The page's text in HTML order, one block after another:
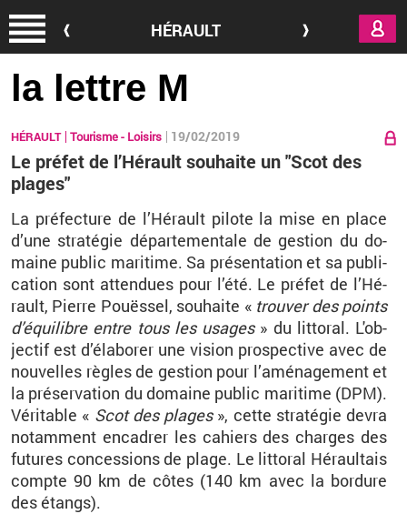
HÉRAULT
la lettre M
HÉRAULT Tourisme - Loisirs 19/02/2019
Le préfet de l’Hérault souhaite un "Scot des
plages"
La pré­fec­ture de l’Hé­rault pi­lote la mise en place
d’une stra­té­gie dé­par­te­men­tale de ges­tion du do­
maine pu­blic ma­ri­time. Sa pré­sen­ta­tion et sa pu­bli­
ca­tion sont at­ten­dues pour l’été. Le pré­fet de l’Hé­
rault, Pierre Pouëssel, sou­haite « trou­ver des points
d’équi­libre entre tous les usages» du lit­to­ral. L'ob­
jec­tif est d’éla­bo­rer une vi­sion pros­pec­tive avec de
nou­velles règles de ges­tion pour l’amé­na­ge­ment et
la pré­ser­va­tion du do­maine pu­blic ma­ri­time (DPM).
Vé­ri­table « Scot des plages», cette stra­té­gie devra
no­tam­ment en­ca­drer les ca­hiers des charges des
fu­tures conces­sions de plage. Le lit­to­ral Hé­raul­tais
compte 90 km de côtes (140 km avec la bor­dure
des étangs).